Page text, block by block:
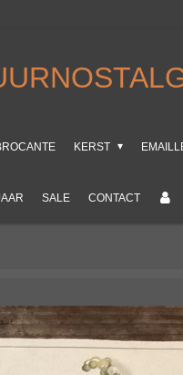
KERST
SALE CONTACT